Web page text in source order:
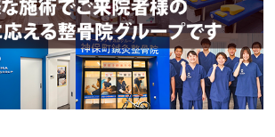
2 か月前
ッフの方も親切で、いつも丁寧に対応し
ます。